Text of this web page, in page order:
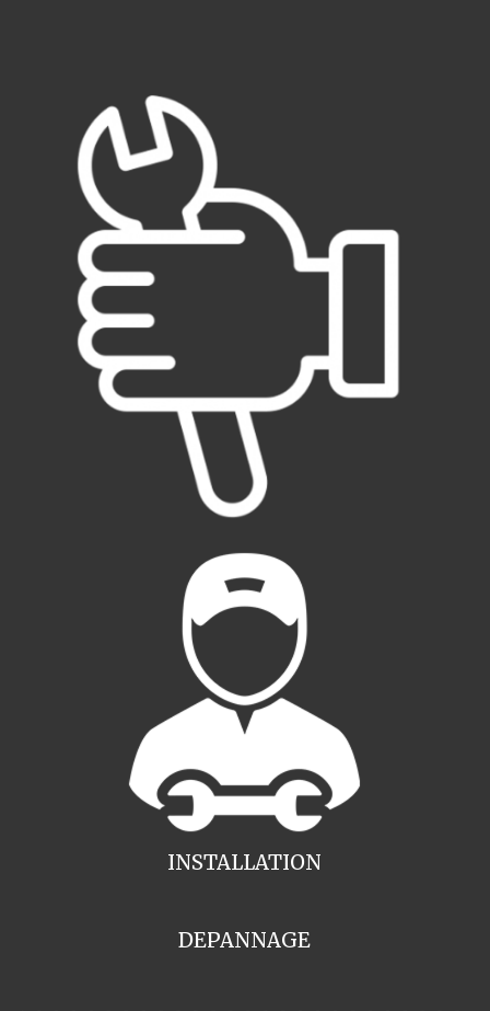
INSTALLATION
DEPANNAGE